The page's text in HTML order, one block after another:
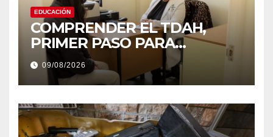
EDUCACIÓN
COMPRENDER EL TDAH,
PRIMER PASO PARA
DERRIBAR ESTIGMAS
09/08/2026